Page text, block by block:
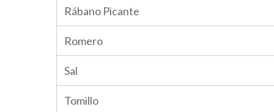
Rábano Picante
Romero
Sal
Tomillo